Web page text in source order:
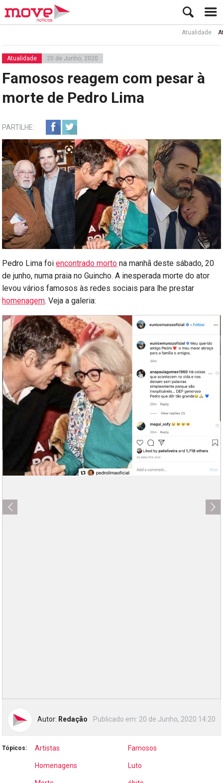
Atualidade Ator
Atualidade 20 de Junho, 2020
Famosos reagem com pesar à
morte de Pedro Lima
PARTILHE:
Pedro Lima foiencontrado morto na manhã deste sábado, 20
de junho, numa praia no Guincho. A inesperada morte do ator
levou vários famosos às redes sociais para lhe prestar
homenagem. Veja a galeria:
Autor: Redação Publicado em: 20 de Junho, 2020 14:20
Tópicos: Artistas Famosos
Homenagens Luto